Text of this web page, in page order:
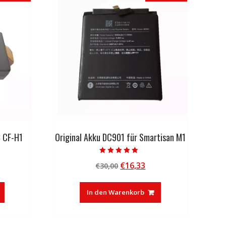
H1 Original Akku DC901 für Smartisan M1
5.00
von 5
€30,00 Ursprünglicher
war:
€30,00
€16,33
ist:
€16,33.
In den Warenkorb